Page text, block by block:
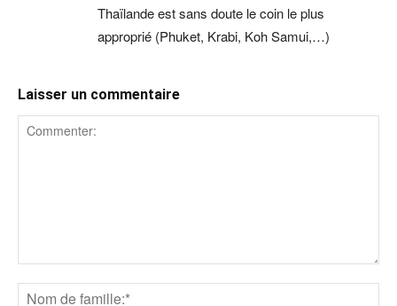
Thaïlande est sans doute le coin le plus
approprié (Phuket, Krabi, Koh Samui,…)
Laisser un commentaire